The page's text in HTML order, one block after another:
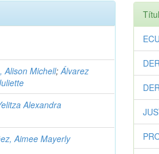
Alison Michell;Álvarez
Alexandra
Aimee Mayerly